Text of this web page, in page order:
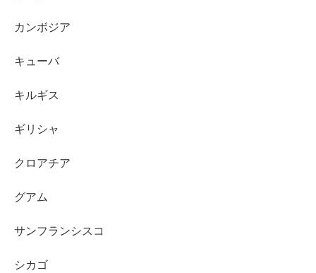
カンボジア
キューバ
キルギス
ギリシャ
クロアチア
グアム
サンフランシスコ
シカゴ